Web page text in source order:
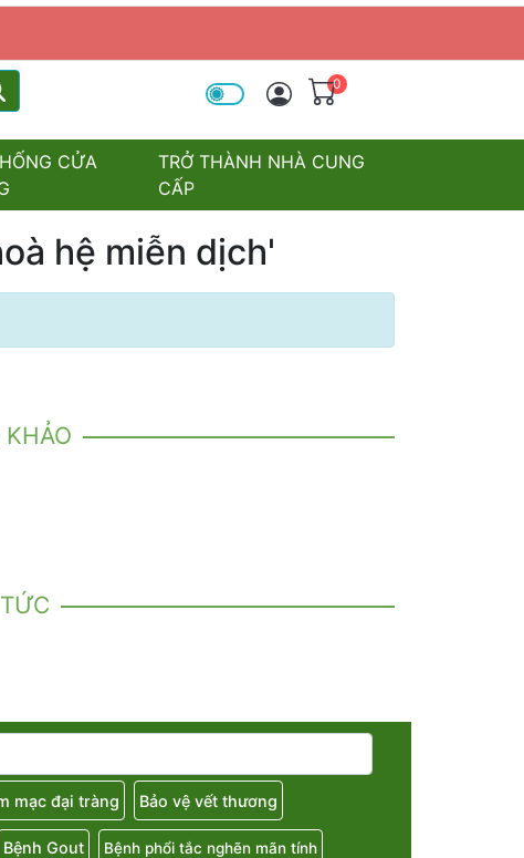
khóa tìm kiếm
0
CỬA
TRỞ THÀNH NHÀ CUNG
CẤP
hệ miễn dịch'
mạc đại tràng Bảo vệ vết thương
Bệnh Gout Bệnh phổi tắc nghẽn mãn tính